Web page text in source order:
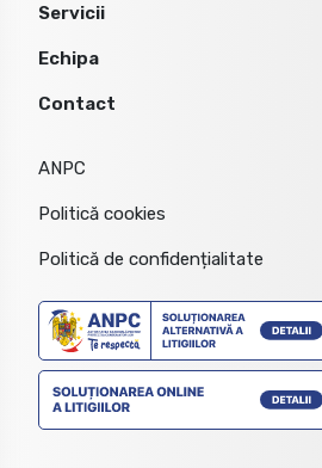
Servicii
Echipa
Contact
ANPC
Politică cookies
Politică de confidențialitate